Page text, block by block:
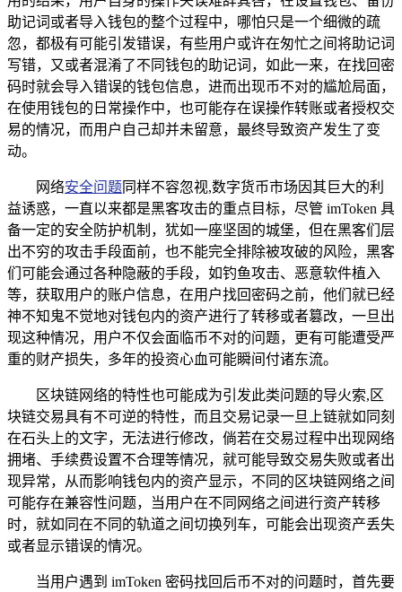
助记词或者导入钱包的整个过程中，哪怕只是一个细微的疏
忽，都极有可能引发错误，有些用户或许在匆忙之间将助记词
写错，又或者混淆了不同钱包的助记词，如此一来，在找回密
码时就会导入错误的钱包信息，进而出现币不对的尴尬局面，
在使用钱包的日常操作中，也可能存在误操作转账或者授权交
易的情况，而用户自己却并未留意，最终导致资产发生了变
动。
网络安全问题 同样不容忽视,数字货币市场因其巨大的利
益诱惑，一直以来都是黑客攻击的重点目标，尽管 imToken 具
备一定的安全防护机制，犹如一座坚固的城堡，但在黑客们层
出不穷的攻击手段面前，也不能完全排除被攻破的风险，黑客
们可能会通过各种隐蔽的手段，如钓鱼攻击、恶意软件植入
等，获取用户的账户信息，在用户找回密码之前，他们就已经
神不知鬼不觉地对钱包内的资产进行了转移或者篡改，一旦出
现这种情况，用户不仅会面临币不对的问题，更有可能遭受严
重的财产损失，多年的投资心血可能瞬间付诸东流。
区块链网络的特性也可能成为引发此类问题的导火索,区
块链交易具有不可逆的特性，而且交易记录一旦上链就如同刻
在石头上的文字，无法进行修改，倘若在交易过程中出现网络
拥堵、手续费设置不合理等情况，就可能导致交易失败或者出
现异常，从而影响钱包内的资产显示，不同的区块链网络之间
可能存在兼容性问题，当用户在不同网络之间进行资产转移
时，就如同在不同的轨道之间切换列车，可能会出现资产丢失
或者显示错误的情况。
当用户遇到 imToken 密码找回后币不对的问题时，首先要